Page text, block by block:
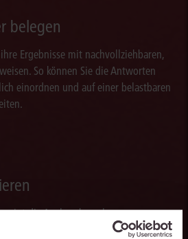
belegen
Ergebnisse mit nachvollziehbaren,
So können Sie die Antworten
einordnen und auf einer belastbaren
die Analyse komplexer
Sie hilft dabei, Sachverhalte